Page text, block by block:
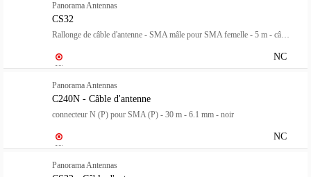
Panorama Antennas
CS32
NC
Panorama Antennas
C240N - Câble d'antenne
connecteur N (P) pour SMA (P) - 30 m - 6.1 mm - noir
NC
Panorama Antennas